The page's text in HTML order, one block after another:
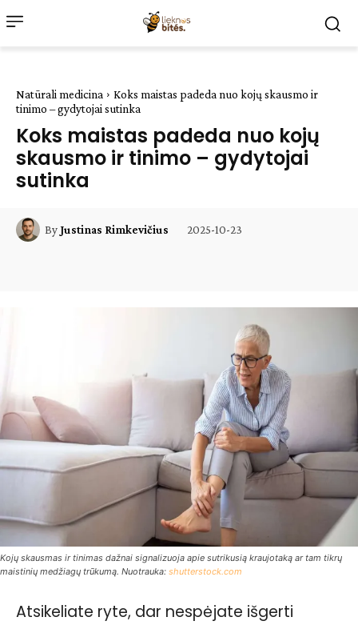
Natūrali medicina
Koks maistas padeda nuo kojų skausmo ir
tinimo – gydytojai sutinka
Koks maistas padeda nuo kojų
skausmo ir tinimo – gydytojai
sutinka
ByJustinas Rimkevičius 2025-10-23
Kojų skausmas ir tinimas dažnai signalizuoja apie sutrikusią kraujotaką ar tam tikrų
maistinių medžiagų trūkumą. Nuotrauka: shutterstock.com
Atsikeliate ryte, dar nespėjate išgerti